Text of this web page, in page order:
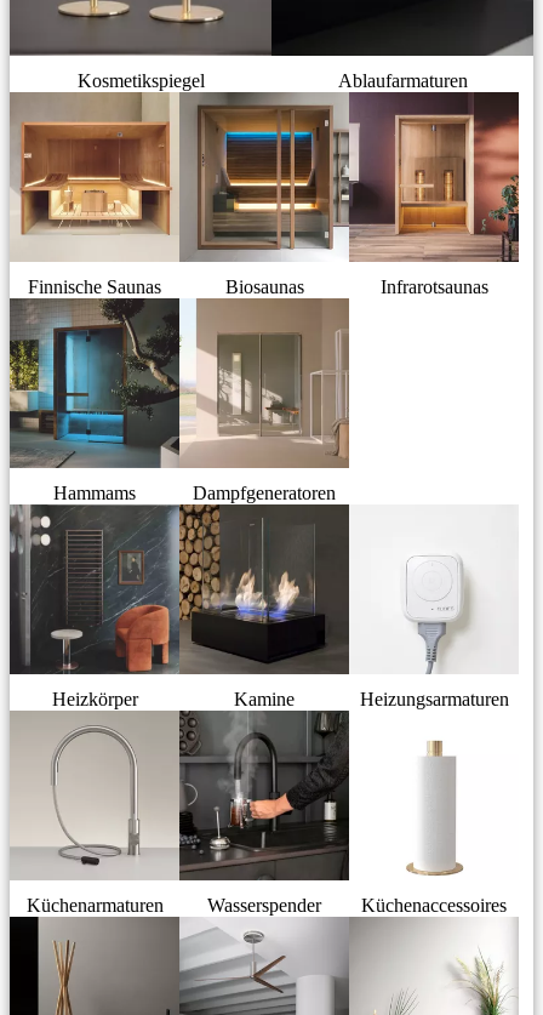
Kosmetikspiegel Ablaufarmaturen
Finnische Saunas Biosaunas Infrarotsaunas
Hammams Dampfgeneratoren
Heizkörper Kamine Heizungsarmaturen
Küchenarmaturen Wasserspender Küchenaccessoires